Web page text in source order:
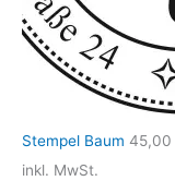
Stempel Baum 45,00
inkl. MwSt.